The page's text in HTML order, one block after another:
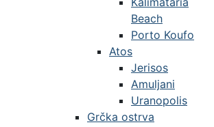
Beach
Porto Koufo
Atos
Jerisos
Amuljani
Uranopolis
Grčka ostrva